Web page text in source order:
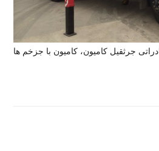
جرثقیل کامیون، کامیون با جزخم ها